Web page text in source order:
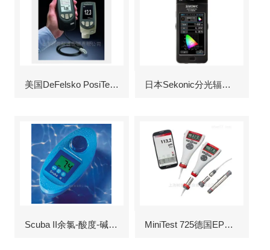
美国DeFelsko PosiTector6000涂层测厚仪 日本Sekonic分光辐射照度计
Scuba II余氯-酸度-碱度-氰尿酸浓度测定仪 MiniTest 725德国EPK涂层测厚仪